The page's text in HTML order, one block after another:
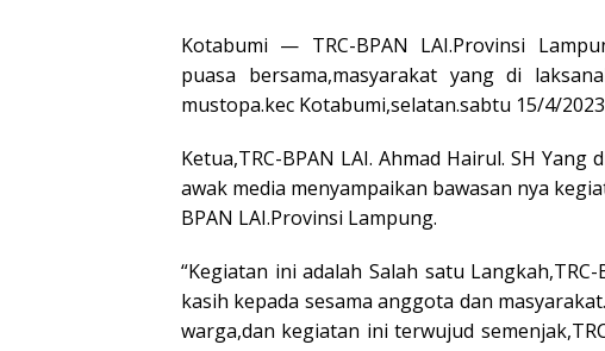
Kotabumi — TRC-BPAN LAI.Provinsi
puasa bersama,masyarakat yang di
mustopa.kec Kotabumi,selatan.sabtu 15/4/
Ketua,TRC-BPAN LAI. Ahmad Hairul. SH
awak media menyampaikan bawasan nya
BPAN LAI.Provinsi Lampung.
“Kegiatan ini adalah Salah satu
kasih kepada sesama anggota dan
warga,dan kegiatan ini terwujud